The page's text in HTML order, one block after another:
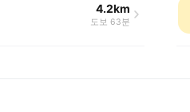
4.2km
도보 63분